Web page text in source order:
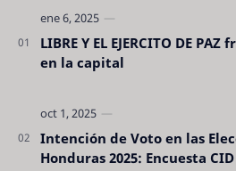
LIBRE Y EL EJERCITO DE
en la capital
Intención de Voto en las
Honduras 2025: Encuesta